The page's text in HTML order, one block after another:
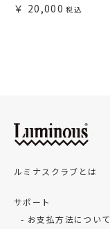
20,000
ルミナスクラブとは
サポート
お支払方法について